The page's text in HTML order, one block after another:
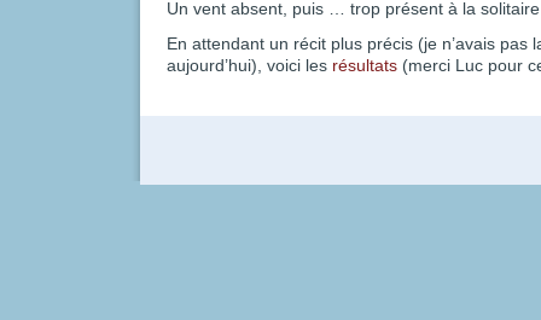
Un vent absent, puis … trop présent à la solitaire
En attendant un récit plus précis (je n’avais pas
aujourd’hui), voici les résultats (merci Luc pour